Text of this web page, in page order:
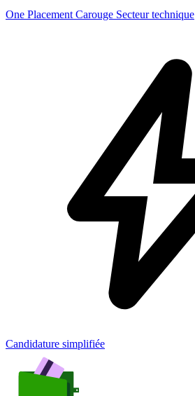
One Placement Carouge Secteur technique
Candidature simplifiée